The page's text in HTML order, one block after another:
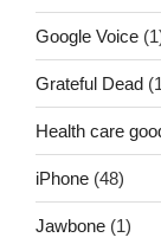
Google Voice
Grateful Dead
Health care
iPhone (48)
Jawbone (1)